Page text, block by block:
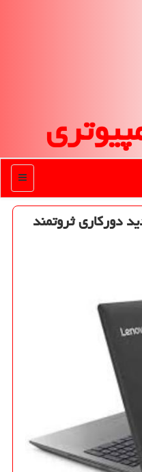
منو
دوركاری ثروتمند